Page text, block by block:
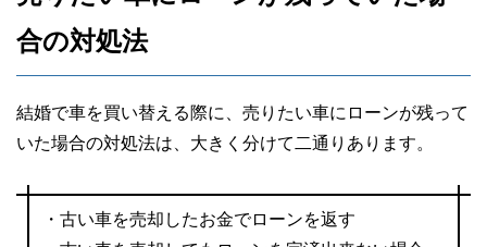
合の対処法
結婚で車を買い替える際に、売りたい車にローンが残って
いた場合の対処法は、大きく分けて二通りあります。
・古い車を売却したお金でローンを返す